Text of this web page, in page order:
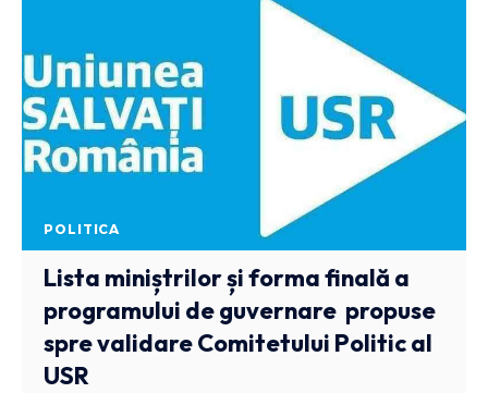
POLITICA
Lista miniștrilor și forma finală a
programului de guvernare propuse
spre validare Comitetului Politic al
USR